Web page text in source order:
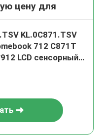
цену для
KL.0C871.TSV
712 C871T
LCD сенсорный